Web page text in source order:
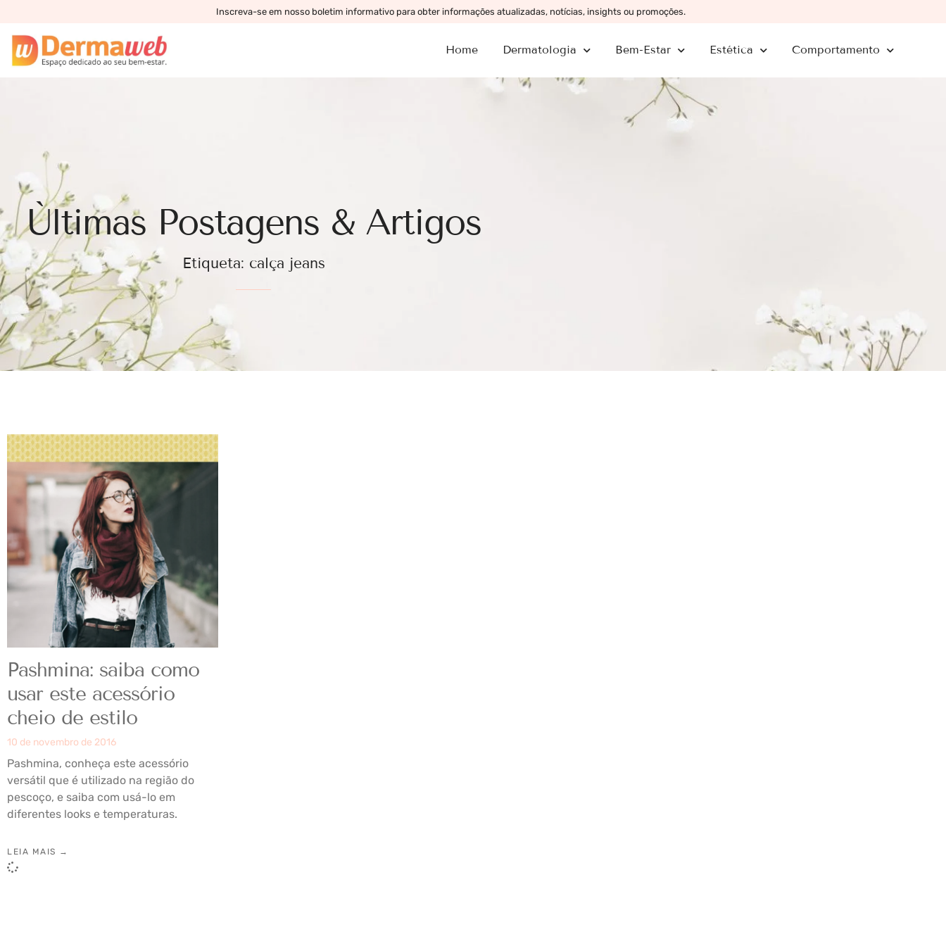
Inscreva-se em nosso boletim informativo para obter informações atualizadas, notícias, insights ou promoções.
Home Dermatologia Bem-Estar Estética Comportamento
Ùltimas Postagens & Artigos
Etiqueta: calça jeans
Pashmina: saiba como
usar este acessório
cheio de estilo
10 de novembro de 2016
Pashmina, conheça este acessório
versátil que é utilizado na região do
pescoço, e saiba com usá-lo em
diferentes looks e temperaturas.
LEIA MAIS →